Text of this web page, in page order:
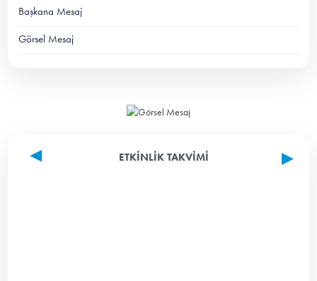
Başkana Mesaj
Görsel Mesaj
ETKINLIK TAKVIMI